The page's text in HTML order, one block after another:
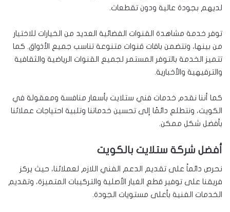
لديهم بجودة عالية ودون تقطعات.
توفر خدمة مشاهدة القنوات الفضائية العديد من الخيارات للاختيار
من بينها، وتتضمن باقات قنوات متنوعة تناسب جميع الأذواق. كما
تتميز الخدمة بالتوفر المستمر لجميع القنوات الرياضية والثقافية
والترفيهية والأخبارية.
كما أننا نقدم خدمات فني ستلايت بأسعار منافسة ومعقولة في
الكويت، ونتطلع دائمًا إلى تحسين خدماتنا وتلبية احتياجات عملائنا
بأفضل شكل ممكن.
أفضل شركة ستلايت بالكويت
نحرص دائماً على تقديم الدعم الفني اللازم لعملائنا، حيث يركز
فريقنا على توفير قطع الغيار الأصلية والتركيبات المتميزة، وتقديم
الخدمات الفنية بأعلى مستويات الجودة.